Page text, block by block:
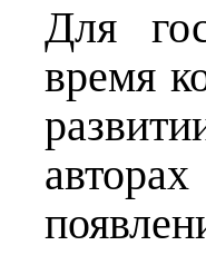
Для
время